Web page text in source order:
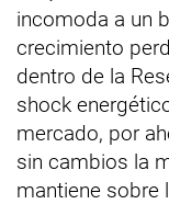
incomoda a un
crecimiento
dentro de la
shock
mercado, por
sin cambios la
mantiene sobre